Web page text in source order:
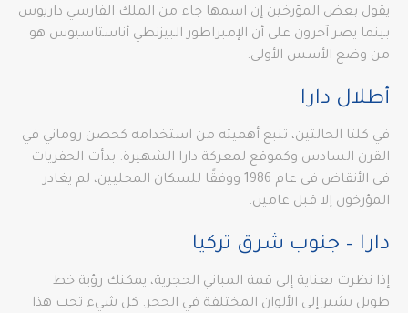
يقول بعض المؤرخين إن اسمها جاء من الملك الفارسي داريوس
بينما يصر آخرون على أن الإمبراطور البيزنطي أناستاسيوس هو
من وضع الأسس الأولى.
أطلال دارا
في كلتا الحالتين، تنبع أهميته من استخدامه كحصن روماني في
القرن السادس وكموقع لمعركة دارا الشهيرة. بدأت الحفريات
في الأنقاض في عام 1986 ووفقًا للسكان المحليين، لم يغادر
المؤرخون إلا قبل عامين.
دارا – جنوب شرق تركيا
إذا نظرت بعناية إلى قمة المباني الحجرية، يمكنك رؤية خط
طويل يشير إلى الألوان المختلفة في الحجر. كل شيء تحت هذا